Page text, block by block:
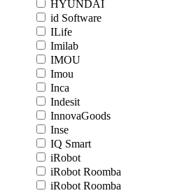
HYUNDAI
id Software
ILife
Imilab
IMOU
Imou
Inca
Indesit
InnovaGoods
Inse
IQ Smart
iRobot
iRobot Roomba
iRobot Roomba